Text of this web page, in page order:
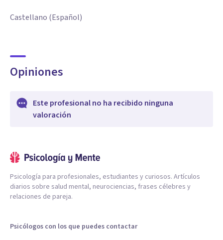
Castellano (Español)
Opiniones
Este profesional no ha recibido ninguna
valoración
Psicología para profesionales, estudiantes y curiosos. Artículos
diarios sobre salud mental, neurociencias, frases célebres y
relaciones de pareja.
Psicólogos con los que puedes contactar